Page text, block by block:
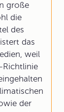
große
die
des
das
weil
Richtlinie
der